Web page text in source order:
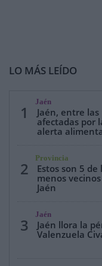
LO MÁS LEÍDO
1
Jaén
Jaén, entre
afectadas por
alerta
2
Provincia
Estos son 5 de
menos
Jaén
3
Jaén
Jaén llora la
Valenzuela